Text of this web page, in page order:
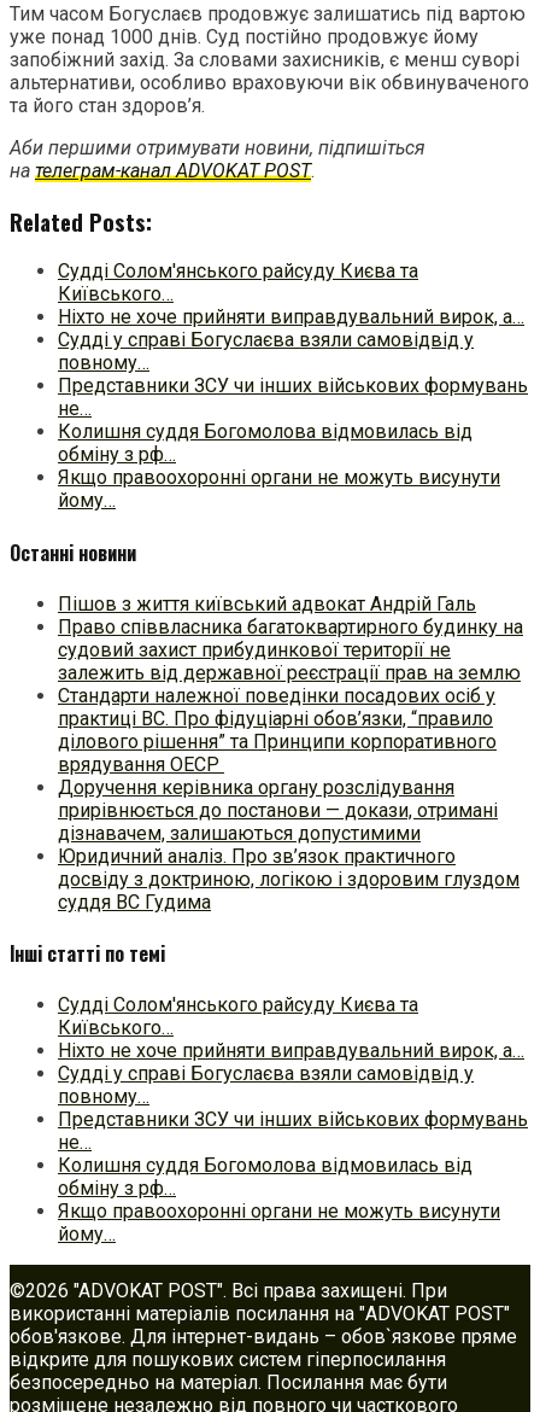
Тим часом Богуслаєв продовжує залишатись під вартою
уже понад 1000 днів. Суд постійно продовжує йому
запобіжний захід. За словами захисників, є менш суворі
альтернативи, особливо враховуючи вік обвинуваченого
та його стан здоров’я.
Аби першими отримувати новини, підпишіться
на телеграм-канал ADVOKAT POST.
Related Posts:
Судді Солом'янського райсуду Києва та
Київського…
Ніхто не хоче прийняти виправдувальний вирок, а…
Судді у справі Богуслаєва взяли самовідвід у
повному…
Представники ЗСУ чи інших військових формувань
не…
Колишня суддя Богомолова відмовилась від
обміну з рф…
Якщо правоохоронні органи не можуть висунути
йому…
Останні новини
Пішов з життя київський адвокат Андрій Галь
Право співвласника багатоквартирного будинку на
судовий захист прибудинкової території не
залежить від державної реєстрації прав на землю
Стандарти належної поведінки посадових осіб у
практиці ВC. Про фідуціарні обов’язки, “правило
ділового рішення” та Принципи корпоративного
врядування ОЕСР
Доручення керівника органу розслідування
прирівнюється до постанови — докази, отримані
дізнавачем, залишаються допустимими
Юридичний аналіз. Про зв’язок практичного
досвіду з доктриною, логікою і здоровим глуздом
суддя ВС Гудима
Інші статті по темі
Судді Солом'янського райсуду Києва та
Київського…
Ніхто не хоче прийняти виправдувальний вирок, а…
Судді у справі Богуслаєва взяли самовідвід у
повному…
Представники ЗСУ чи інших військових формувань
не…
Колишня суддя Богомолова відмовилась від
обміну з рф…
Якщо правоохоронні органи не можуть висунути
йому…
©2026 "ADVOKAT POST". Всі права захищені. При
використанні матеріалів посилання на "ADVOKAT POST"
обов'язкове. Для інтернет-видань – обов`язкове пряме
відкрите для пошукових систем гіперпосилання
безпосередньо на матеріал. Посилання має бути
розміщене незалежно від повного чи часткового